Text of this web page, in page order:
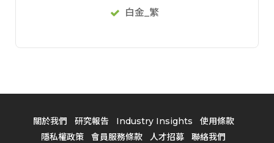
白金_繁
關於我們 研究報告 Industry Insights
使用條款
隱私權政策
會員服務條款 人才招募 聯絡我們